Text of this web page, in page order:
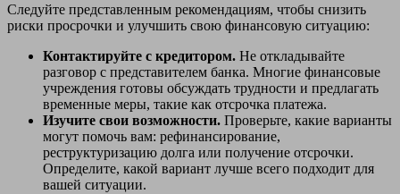
Следуйте представленным рекомендациям, чтобы снизить
риски просрочки и улучшить свою финансовую ситуацию:
Контактируйте с кредитором. Не откладывайте
разговор с представителем банка. Многие финансовые
учреждения готовы обсуждать трудности и предлагать
временные меры, такие как отсрочка платежа.
Изучите свои возможности. Проверьте, какие варианты
могут помочь вам: рефинансирование,
реструктуризацию долга или получение отсрочки.
Определите, какой вариант лучше всего подходит для
вашей ситуации.